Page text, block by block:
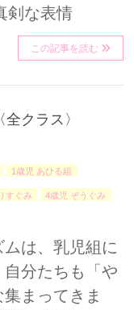
剣な表情
この記事を読む
クラス〉
1歳児 あひる組
すぐみ 4歳児 ぞうぐみ
は、乳児組に
自分たちも「や
まってきま